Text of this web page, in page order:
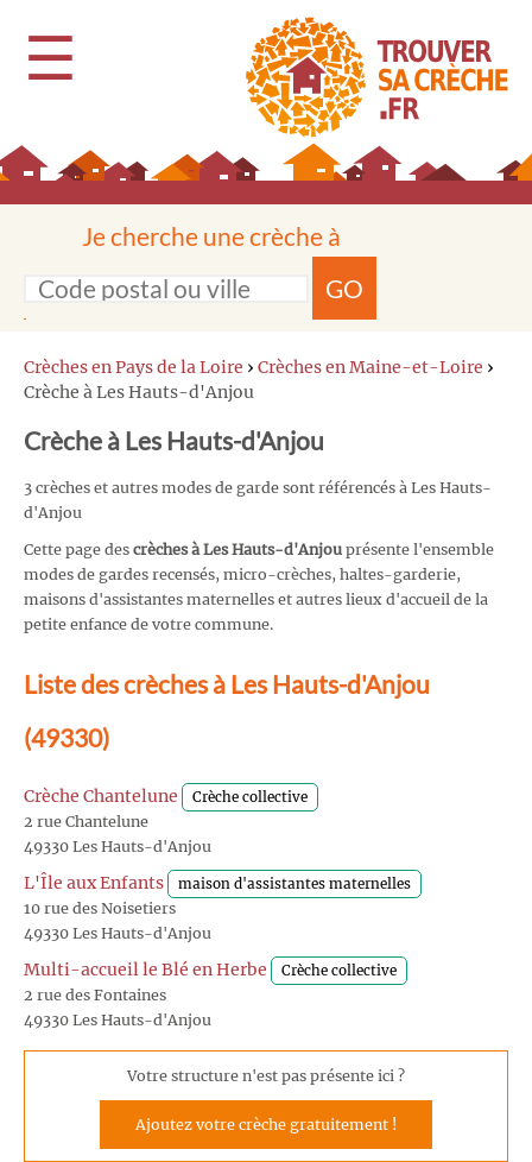
☰
Je cherche une crèche à
GO
Crèches en Pays de la Loire › Crèches en Maine-et-Loire ›
Crèche à Les Hauts-d'Anjou
Crèche à Les Hauts-d'Anjou
3 crèches et autres modes de garde sont référencés à Les Hauts-
d'Anjou
Cette page des crèches à Les Hauts-d'Anjou présente l'ensemble
modes de gardes recensés, micro-crèches, haltes-garderie,
maisons d'assistantes maternelles et autres lieux d'accueil de la
petite enfance de votre commune.
Liste des crèches à Les Hauts-d'Anjou
(49330)
Crèche Chantelune Crèche collective
2 rue Chantelune
49330 Les Hauts-d'Anjou
L'Île aux Enfants maison d'assistantes maternelles
10 rue des Noisetiers
49330 Les Hauts-d'Anjou
Multi-accueil le Blé en Herbe Crèche collective
2 rue des Fontaines
49330 Les Hauts-d'Anjou
Votre structure n'est pas présente ici ?
Ajoutez votre crèche gratuitement !